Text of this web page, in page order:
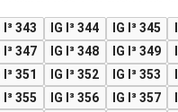
I³ 343 IG I³ 344 IG I³ 345
I³ 347
IG I³ 348 IG I³ 349
I³ 351
IG I³ 352 IG I³ 353
I³ 355
IG I³ 356 IG I³ 357